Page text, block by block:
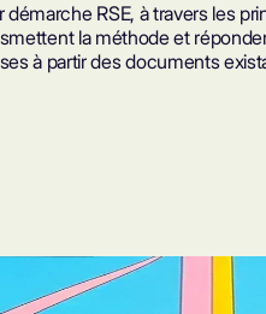
RSE, à travers les
la méthode et
à partir des documents